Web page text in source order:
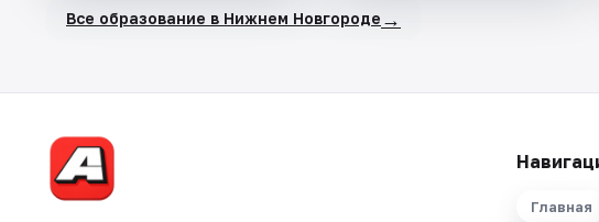
Все образование в Нижнем Новгороде →
Главная